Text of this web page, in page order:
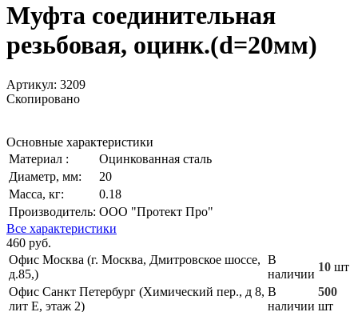
Муфта соединительная
резьбовая, оцинк.(d=20мм)
Артикул: 3209
Скопировано
Основные характеристики
Материал :
Оцинкованная сталь
Диаметр, мм:
20
Масса, кг:
0.18
Производитель: ООО "Протект Про"
Все характеристики
460 руб.
Офис Москва (г. Москва, Дмитровское шоссе,
д.85,)
В
наличии
10 шт
Офис Санкт Петербург (Химический пер., д 8,
лит Е, этаж 2)
В
наличии
500
шт